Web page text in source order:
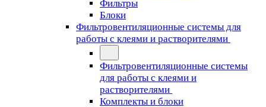
Фильтры
Блоки
Фильтровентиляционные системы для
работы с клеями и растворителями
Фильтровентиляционные системы
для работы с клеями и
растворителями
Комплекты и блоки